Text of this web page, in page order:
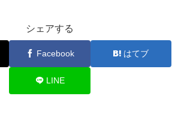
シェアする
Facebook はてブ
LINE